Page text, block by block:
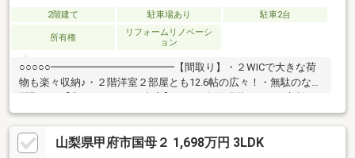
2階建て 駐車場あり 駐車2台
所有権
リフォームリノベーシ
ョン
○○○○○━━━━━━━━━━━━【間取り】・２WICで大きな荷
物も楽々収納♪・２階洋室２部屋とも12.6帖の広々！・無駄のない
イレ新品ガスコンロ交換洗面化粧台新品キッチンカラン交換給湯
器新品カラーＴＶドアホン新品照明新品（一部）鍵交換各種点検
等━━━━━━━━━━━━○○○○○
山梨県甲府市国母２ 1,698万円 3LDK